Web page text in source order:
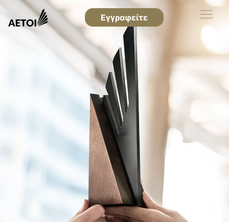
Εγγραφείτε